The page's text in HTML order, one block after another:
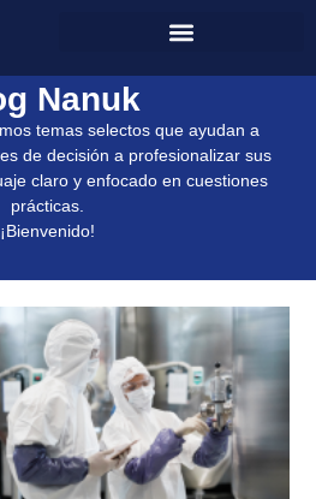
Nanuk
temas selectos que ayudan a
de decisión a profesionalizar sus
claro y enfocado en cuestiones
prácticas.
¡Bienvenido!